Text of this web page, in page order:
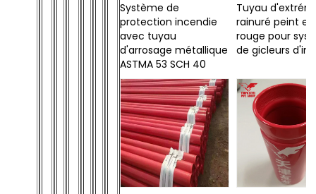
Système de
protection incendie
avec tuyau
d'arrosage métallique
ASTMA 53 SCH 40
Tuyau
rainuré peint en
rouge pour
de gicleurs